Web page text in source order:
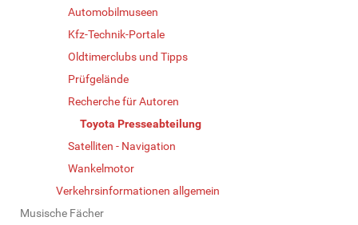
Automobilmuseen
Kfz-Technik-Portale
Oldtimerclubs und Tipps
Prüfgelände
Recherche für Autoren
Toyota Presseabteilung
Satelliten - Navigation
Wankelmotor
Verkehrsinformationen allgemein
Musische Fächer